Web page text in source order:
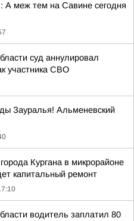
А меж тем на Савине сегодня
суд аннулировал
участника СВО
Зауралья! Альменевский
Кургана в микрорайоне
капитальный ремонт
водитель заплатил 80